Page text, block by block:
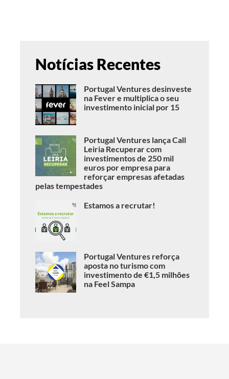
Notícias Recentes
Portugal Ventures desinveste
na Fever e multiplica o seu
investimento inicial por 15
Portugal Ventures lança Call
Leiria Recuperar com
investimentos de 250 mil
euros por empresa para
reforçar empresas afetadas
pelas tempestades
Estamos a recrutar!
Portugal Ventures reforça
aposta no turismo com
investimento de €1,5 milhões
na Feel Sampa